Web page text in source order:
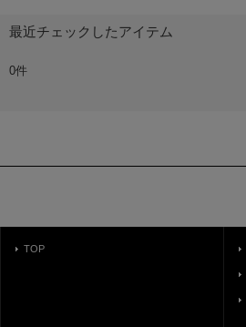
最近チェックしたアイテム
0件
TOP